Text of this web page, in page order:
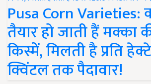
Pusa Corn
तैयार हो जाती हैं मक्का
किस्में, मिलती है प्रति
क्विंटल तक पैदावार!